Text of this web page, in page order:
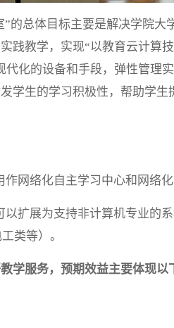
的总体目标主要是解决学院
践教学，实现“以教育云计算
化的设备和手段，弹性管理
学生的学习积极性，帮助学
网络化自主学习中心和网络化
扩展为支持非计算机专业的
类等）。
学服务，预期效益主要体现以